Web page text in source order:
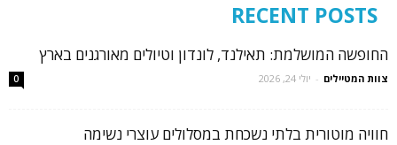
RECENT POSTS
החופשה המושלמת: תאילנד, לונדון וטיולים מאורגנים בארץ
צוות המטיילים - יולי 24, 2026 0
חוויה מוטורית בלתי נשכחת במסלולים עוצרי נשימה